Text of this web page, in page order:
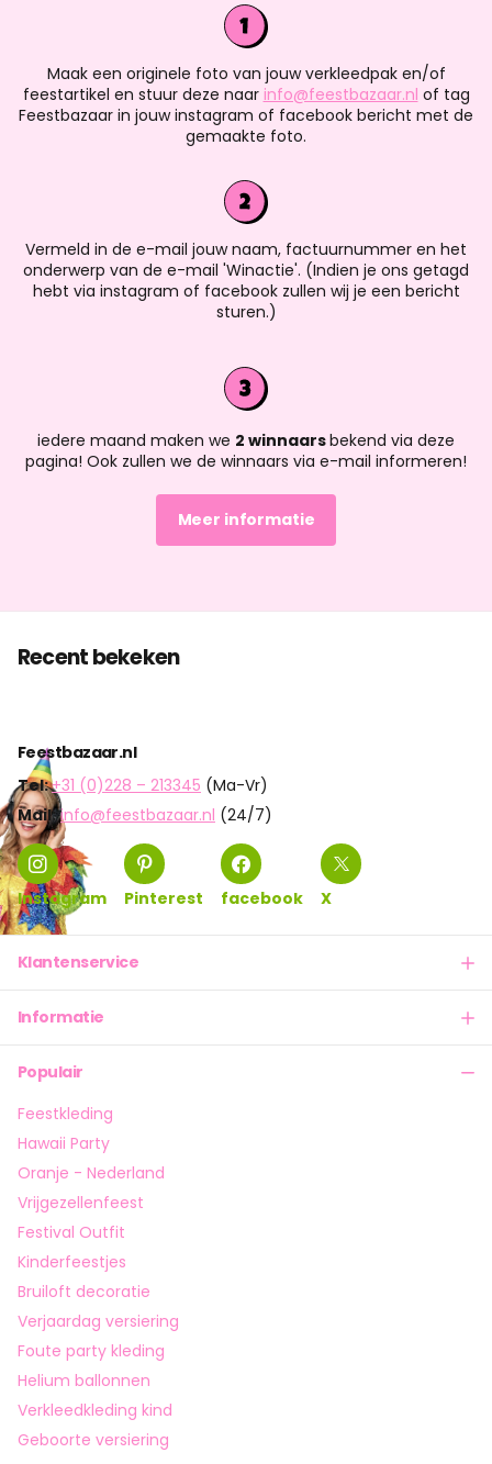
Maak een originele foto van jouw verkleedpak en/of
feestartikel en stuur deze naar info@feestbazaar.nl of tag
Feestbazaar in jouw instagram of facebook bericht met de
gemaakte foto.
Vermeld in de e-mail jouw naam, factuurnummer en het
onderwerp van de e-mail 'Winactie'. (Indien je ons getagd
hebt via instagram of facebook zullen wij je een bericht
sturen.)
iedere maand maken we 2 winnaarsbekend via deze
pagina! Ook zullen we de winnaars via e-mail informeren!
Meer informatie
Recent bekeken
Feestbazaar.nl
Tel:+31 (0)228 – 213345 (Ma-Vr)
Mail: info@feestbazaar.nl (24/7)
Instagram Pinterest facebook X
Klantenservice
Informatie
Populair
Feestkleding
Hawaii Party
Oranje - Nederland
Vrijgezellenfeest
Festival Outfit
Kinderfeestjes
Bruiloft decoratie
Verjaardag versiering
Foute party kleding
Helium ballonnen
Verkleedkleding kind
Geboorte versiering